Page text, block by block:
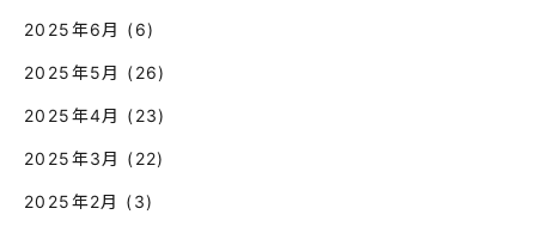
2025年6月 (6)
2025年5月 (26)
2025年4月 (23)
2025年3月 (22)
2025年2月 (3)